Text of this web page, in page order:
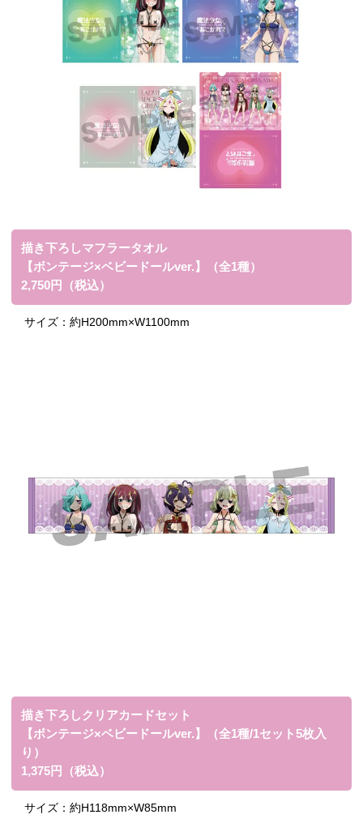
描き下ろしマフラータオル
【ボンテージ×ベビードールver.】（全1種）
2,750円（税込）
サイズ：約H200mm×W1100mm
描き下ろしクリアカードセット
【ボンテージ×ベビードールver.】（全1種/1セット5枚入
り）
1,375円（税込）
サイズ：約H118mm×W85mm